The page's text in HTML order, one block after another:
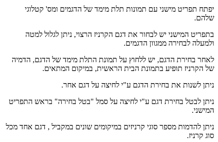
יפתח תפריט מישני עם תמונות תלת מימד של הדגמים ומס' קטלוגי
שלהם.
בתפריט המישני יש לבחור את דגם הקרניז הרצוי, ניתן לגלול למטה
ולמעלה לבחירה ממגוון הדגמים.
לאחר בחירת הדגם, יש ללחוץ על תמונת התלת מימד של הדגם, הדמיה
של הקרניז תופיע בתמונת הבית הראשית, במיקום המתאים.
ניתן לשנות את בחירת הדגם ע"י לחיצה על דגם אחר.
ניתן לבטל בחירת דגם ע"י לחיצה על סמל "בטל בחירה" בראש התפריט
המישני.
ניתן להדמות מספר סוגי קרניזים במיקומים שונים במקביל , דגם אחד מכל
סוג קרניז.